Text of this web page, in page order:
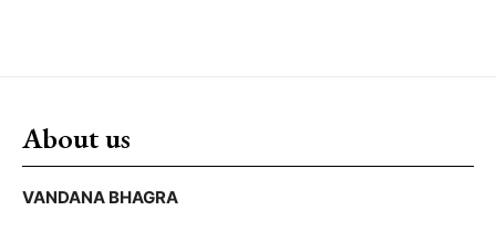
About us
VANDANA BHAGRA